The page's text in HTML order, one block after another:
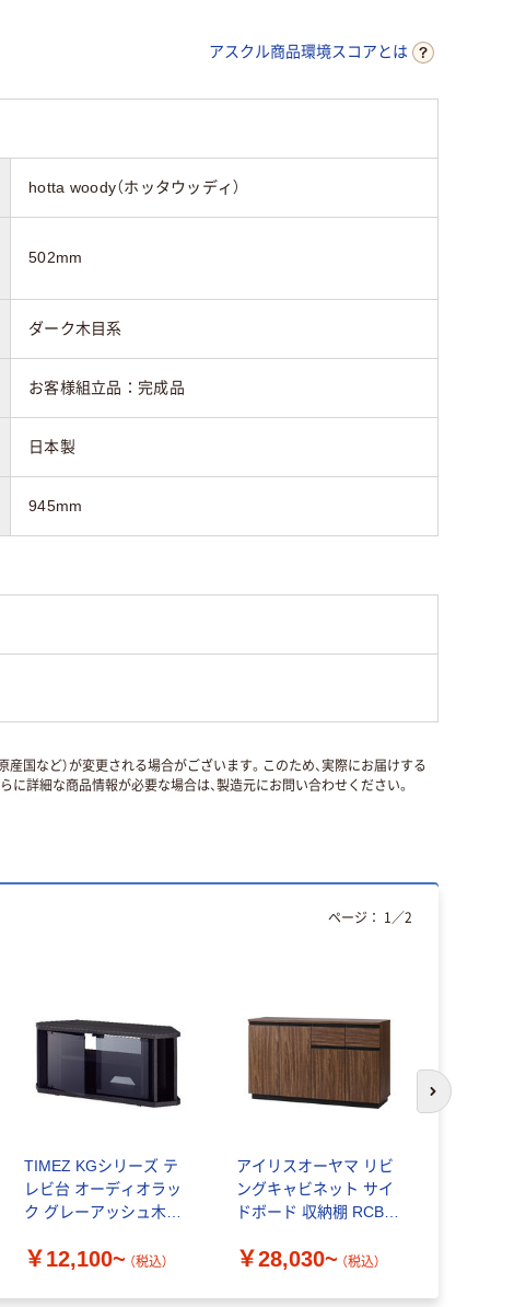
アスクル商品環境スコアとは
hotta woody（ホッタウッディ）
502mm
ダーク木目系
お客様組立品：完成品
日本製
945mm
産国など）が変更される場合がございます。このため、実際にお届けする
詳細な商品情報が必要な場合は、製造元にお問い合わせください。
TIMEZ KGシリーズ テ
レビ台 オーディオラッ
ク グレーアッシュ木目
TV-KG
￥12,100~ （税込）
アイリスオーヤマ リビ
ングキャビネット サイ
ドボード 収納棚 RCB-
￥28,030~ （税込）
ページ： 1 ／2
次のスライド